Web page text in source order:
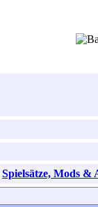
Spielsätze, Mods &